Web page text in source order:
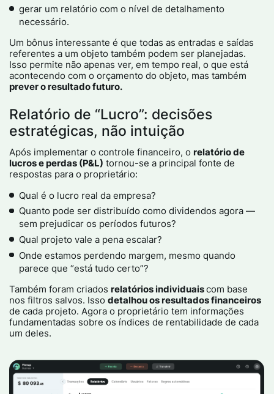
gerar um relatório com o nível de detalhamento
necessário.
Um bônus interessante é que todas as entradas e saídas
referentes a um objeto também podem ser planejadas.
Isso permite não apenas ver, em tempo real, o que está
acontecendo com o orçamento do objeto, mas também
prever o resultado futuro.
Relatório de “Lucro”: decisões
estratégicas, não intuição
Após implementar o controle financeiro, o relatório de
lucros e perdas (P&L) tornou-se a principal fonte de
respostas para o proprietário:
Qual é o lucro real da empresa?
Quanto pode ser distribuído como dividendos agora —
sem prejudicar os períodos futuros?
Qual projeto vale a pena escalar?
Onde estamos perdendo margem, mesmo quando
parece que “está tudo certo”?
Também foram criados relatórios individuaiscom base
nos filtros salvos. Issodetalhou os resultados financeiros
de cada projeto. Agora o proprietário tem informações
fundamentadas sobre os índices de rentabilidade de cada
um deles.